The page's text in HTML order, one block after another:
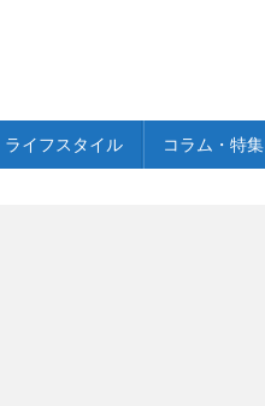
ライフスタイル コラム・特集